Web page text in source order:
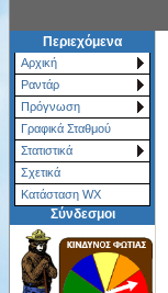
Περιεχόμενα
Αρχική
Ραντάρ
Πρόγνωση
Γραφικά Σταθμού
Στατιστικά
Σχετικά
Κατάσταση WX
Σύνδεσμοι